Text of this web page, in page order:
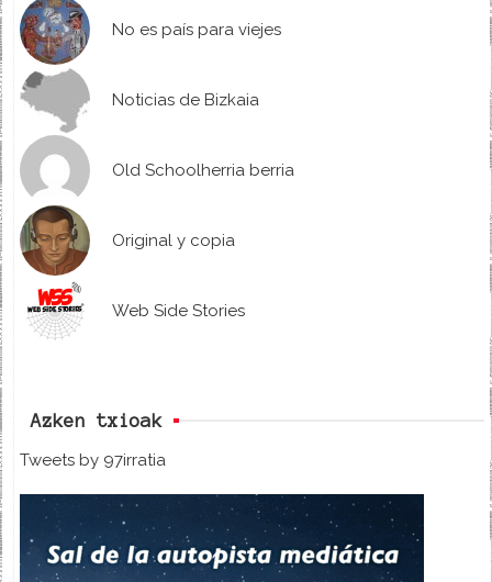
No es país para viejes
Noticias de Bizkaia
Old Schoolherria berria
Original y copia
Web Side Stories
Azken txioak
Tweets by 97irratia